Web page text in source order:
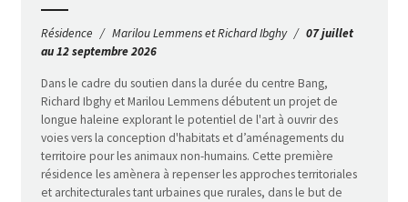
Résidence Marilou Lemmens et Richard Ibghy
07 juillet
au 12 septembre 2026
Dans le cadre du soutien dans la durée du centre Bang,
Richard Ibghy et Marilou Lemmens débutent un projet de
longue haleine explorant le potentiel de l'art à ouvrir des
voies vers la conception d'habitats et d’aménagements du
territoire pour les animaux non-humains. Cette première
résidence les amènera à repenser les approches territoriales
et architecturales tant urbaines que rurales, dans le but de